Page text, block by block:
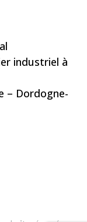
industriel à
– Dordogne-